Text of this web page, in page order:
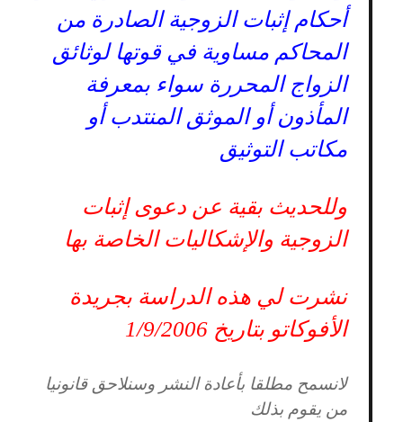
أحكام إثبات الزوجية الصادرة من
المحاكم مساوية في قوتها لوثائق
الزواج المحررة سواء بمعرفة
المأذون أو الموثق المنتدب أو
مكاتب التوثيق
وللحديث بقية عن دعوى إثبات
الزوجية والإشكاليات الخاصة بها
نشرت لي هذه الدراسة بجريدة
الأفوكاتو بتاريخ 1/9/2006
لانسمح مطلقا بأعادة النشر وسنلاحق قانونيا
من يقوم بذلك